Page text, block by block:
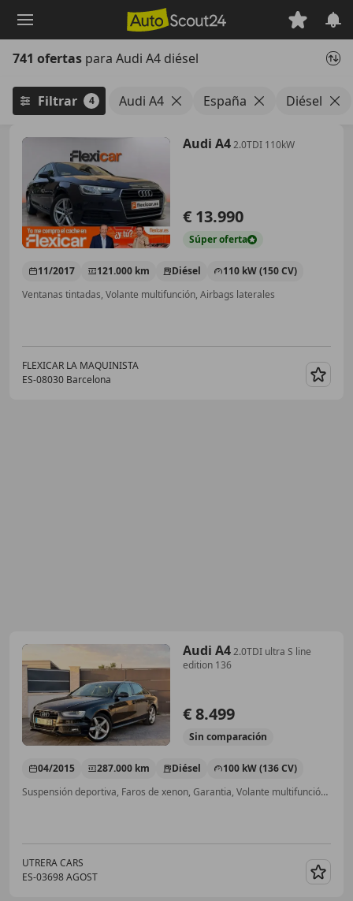
principal
741 ofertas para Audi A4 diésel
Filtrar 4 Audi A4 España Diésel
Audi A42.0TDI 110kW
€ 13.990
Súperoferta
11/2017 121.000 km Diésel
110 kW (150 CV)
Ventanas tintadas, Volante multifunción, Airbags laterales
FLEXICAR LA MAQUINISTA
ES-08030 Barcelona
Audi A42.0TDI ultra S line
edition 136
€ 8.499
Sin comparación
04/2015 287.000 km Diésel
100 kW (136 CV)
Suspensión deportiva, Faros de xenon, Garantia, Volante multifunción, Bluetooth, Ventanas tintadas, Airbags laterales, Start/Stop automático
UTRERA CARS
ES-03698 AGOST